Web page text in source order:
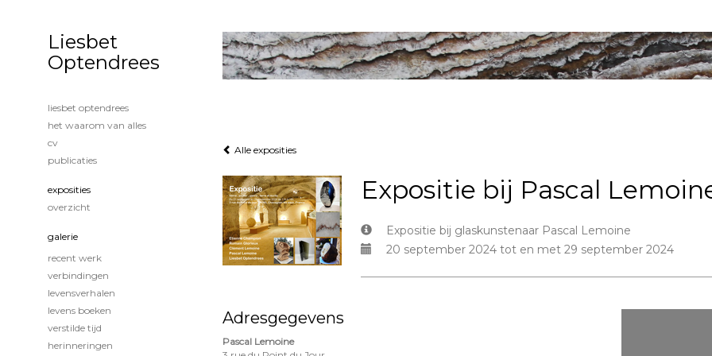
Alle exposities
Expositie bij Pascal
Expositie bij glaskunstenaar Pascal Lemoine
20 september 2024 tot en met 29 september 2024
Adresgegevens
Pascal Lemoine
Liesbet
Optendrees
liesbet optendrees
het waarom van alles
cv
publicaties
exposities
overzicht
galerie
recent werk
verbindingen
levensverhalen
levens boeken
verstilde tijd
herinneringen